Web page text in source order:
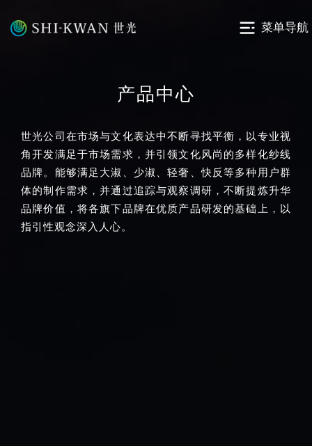
菜单导航
产品中心
世光公司在市场与文化表达中不断寻找平衡，以专业视
角开发满足于市场需求，并引领文化风尚的多样化纱线
品牌。能够满足大淑、少淑、轻奢、快反等多种用户群
体的制作需求，并通过追踪与观察调研，不断提炼升华
品牌价值，将各旗下品牌在优质产品研发的基础上，以
指引性观念深入人心。